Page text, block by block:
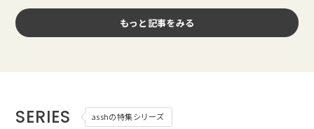
もっと記事をみる
SERIES asshの特集シリーズ